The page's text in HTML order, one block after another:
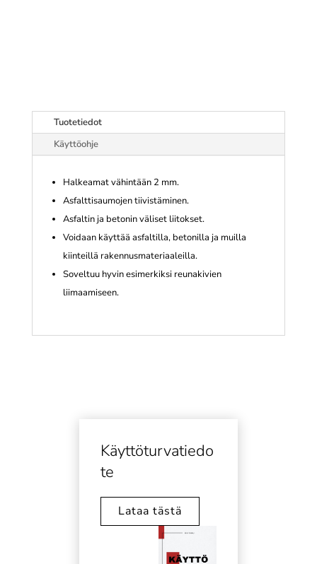
Tuotetiedot
Käyttöohje
Halkeamat vähintään 2 mm.
Asfalttisaumojen tiivistäminen.
Asfaltin ja betonin väliset liitokset.
Voidaan käyttää asfaltilla, betonilla ja muilla
kiinteillä rakennusmateriaaleilla.
Soveltuu hyvin esimerkiksi reunakivien
liimaamiseen.
Käyttöturvatiedo
te
Lataa tästä